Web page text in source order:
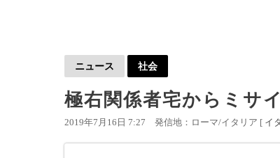
ニュース 社会
極右関係者宅からミサ
2019年7月16日 7:27 発信地：ローマ/イタリア [ イ